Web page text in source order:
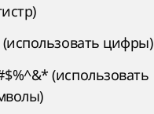
(использовать цифры)
(использовать